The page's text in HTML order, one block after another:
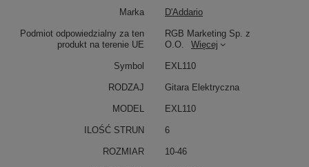
Marka D'Addario
Podmiot odpowiedzialny za ten
produkt na terenie UE
RGB Marketing Sp. z
O.O.
Więcej
Symbol EXL110
RODZAJ Gitara Elektryczna
MODEL EXL110
ILOŚĆ STRUN 6
ROZMIAR 10-46